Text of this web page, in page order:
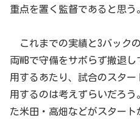
重点を置く監督であると思う
これまでの実績と3バック
両WBで守備をサボらず撤退
用するあたり、試合のスタ
用するのは考えずらいだろう
た米田・高畑などがスタート